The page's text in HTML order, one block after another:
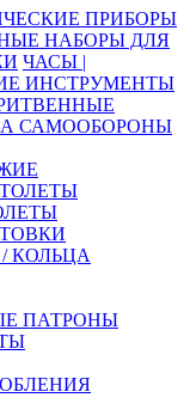
ПРИБОРЫ
НАБОРЫ ДЛЯ
ЧАСЫ |
ИНСТРУМЕНТЫ
САМООБОРОНЫ
КОЛЬЦА
ПАТРОНЫ